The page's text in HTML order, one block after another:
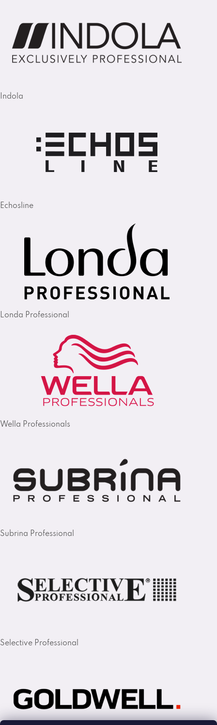
Indola
Echosline
Londa Professional
Wella Professionals
Subrina Professional
Selective Professional